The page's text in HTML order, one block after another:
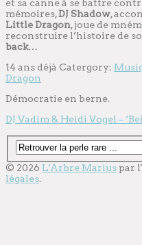
et sa canne à se battre
mémoires,DJ Shadow,
Little Dragon, joue de
reconstruire l’histoire de
back…
14 ans déjà Catergory:
Dragon
Démocratie en berne.
DJ Vadim & Heidi Vogel –
© 2026 L'Arbre Marius par l'
légales.